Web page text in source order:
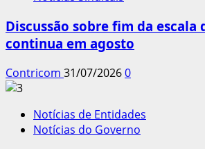
Discussão sobre fim da escala
continua em agosto
Contricom 31/07/20260
Notícias de Entidades
Notícias do Governo